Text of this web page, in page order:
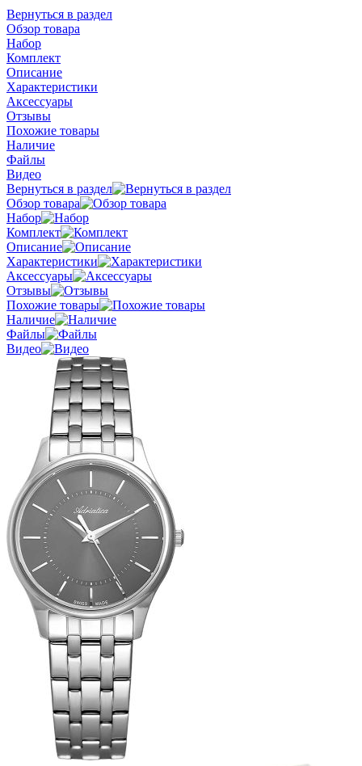
Вернуться в раздел
Обзор товара
Набор
Комплект
Описание
Характеристики
Аксессуары
Отзывы
Похожие товары
Наличие
Файлы
Видео
Вернуться в раздел
Обзор товара
Набор
Комплект
Описание
Характеристики
Аксессуары
Отзывы
Похожие товары
Наличие
Файлы
Видео